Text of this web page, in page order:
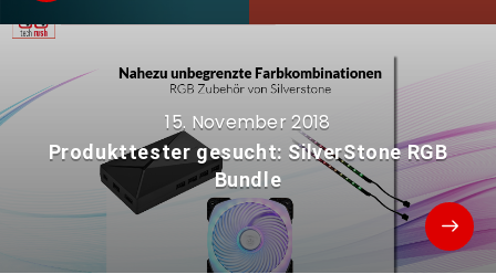
15. November 2018
Produkttester gesucht: SilverStone RGB
Bundle